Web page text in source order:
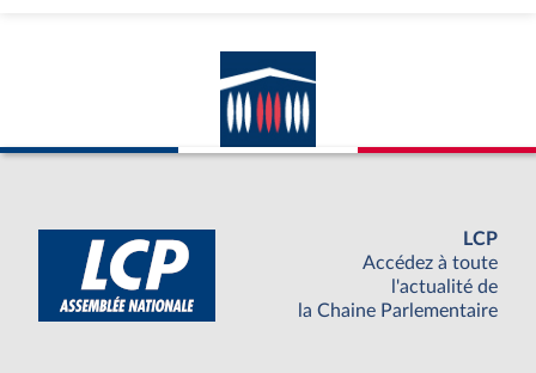
LCP
Accédez à toute
l'actualité de
la Chaine Parlementaire